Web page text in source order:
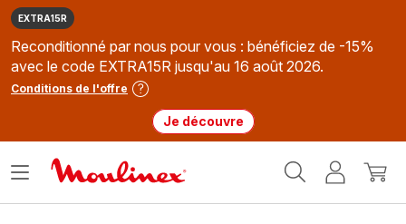
EXTRA15R
Reconditionné par nous pour vous : bénéficiez de -15%
avec le code EXTRA15R jusqu'au 16 août 2026.
Conditions de l'offre
Je découvre
MonMon
Ouvrir